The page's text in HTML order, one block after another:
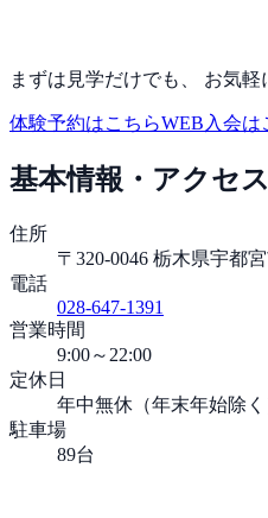
まずは見学だけでも、 お気軽
体験予約はこちらWEB入会は
基本情報・アクセス
住所
〒320-0046 栃木県宇都
電話
028-647-1391
営業時間
9:00～22:00
定休日
年中無休（年末年始除く
駐車場
89台